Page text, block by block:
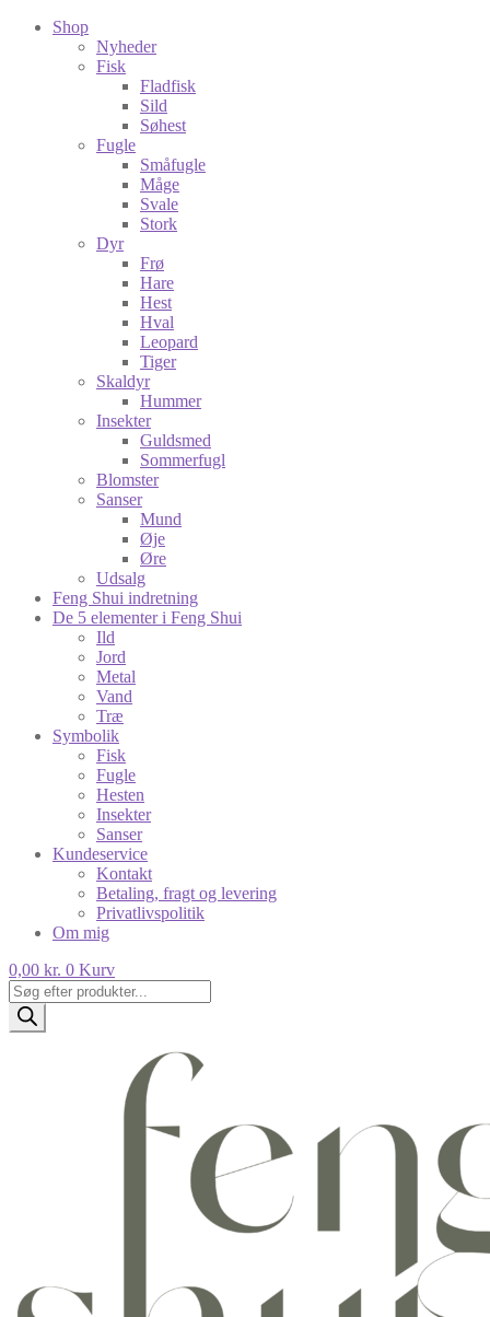
Shop
Nyheder
Fisk
Fladfisk
Sild
Søhest
Fugle
Småfugle
Måge
Svale
Stork
Dyr
Frø
Hare
Hest
Hval
Leopard
Tiger
Skaldyr
Hummer
Insekter
Guldsmed
Sommerfugl
Blomster
Sanser
Mund
Øje
Øre
Udsalg
Feng Shui indretning
De 5 elementer i Feng Shui
Ild
Jord
Metal
Vand
Træ
Symbolik
Fisk
Fugle
Hesten
Insekter
Sanser
Kundeservice
Kontakt
Betaling, fragt og levering
Privatlivspolitik
Om mig
0,00 kr. 0 Kurv
Products
search